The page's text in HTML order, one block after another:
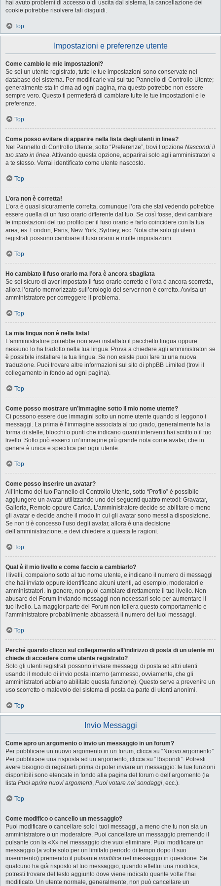
hai avuto problemi di accesso o di uscita dal sistema, la cancellazione dei
cookie potrebbe risolvere tali disguidi.
Top
Impostazioni e preferenze utente
Come cambio le mie impostazioni?
Se sei un utente registrato, tutte le tue impostazioni sono conservate nel
database del sistema. Per modificarle vai sul tuo Pannello di Controllo Utente;
generalmente sta in cima ad ogni pagina, ma questo potrebbe non essere
sempre vero. Questo ti permetterà di cambiare tutte le tue impostazioni e le
preferenze.
Top
Come posso evitare di apparire nella lista degli utenti in linea?
Nel Pannello di Controllo Utente, sotto “Preferenze”, trovi l’opzione Nascondi il
tuo stato in linea. Attivando questa opzione, apparirai solo agli amministratori e
a te stesso. Verrai identificato come utente nascosto.
Top
L’ora non è corretta!
L’ora è quasi sicuramente corretta, comunque l’ora che stai vedendo potrebbe
essere quella di un fuso orario differente dal tuo. Se così fosse, devi cambiare
le impostazioni del tuo profilo per il fuso orario e farlo coincidere con la tua
area, es. London, Paris, New York, Sydney, ecc. Nota che solo gli utenti
registrati possono cambiare il fuso orario e molte impostazioni.
Top
Ho cambiato il fuso orario ma l’ora è ancora sbagliata
Se sei sicuro di aver impostato il fuso orario corretto e l’ora è ancora scorretta,
allora l’orario memorizzato sull’orologio del server non è corretto. Avvisa un
amministratore per correggere il problema.
Top
La mia lingua non è nella lista!
L’amministratore potrebbe non aver installato il pacchetto lingua oppure
nessuno lo ha tradotto nella tua lingua. Prova a chiedere agli amministratori se
è possibile installare la tua lingua. Se non esiste puoi fare tu una nuova
traduzione. Puoi trovare altre informazioni sul sito di phpBB Limited (trovi il
collegamento in fondo ad ogni pagina).
Top
Come posso mostrare un’immagine sotto il mio nome utente?
Ci possono essere due immagini sotto un nome utente quando si leggono i
messaggi. La prima è l’immagine associata al tuo grado, generalmente ha la
forma di stelle, blocchi o punti che indicano quanti interventi hai scritto o il tuo
livello. Sotto può esserci un’immagine più grande nota come avatar, che in
genere è unica e specifica per ogni utente.
Top
Come posso inserire un avatar?
All’interno del tuo Pannello di Controllo Utente, sotto “Profilo” è possibile
aggiungere un avatar utilizzando uno dei seguenti quattro metodi: Gravatar,
Galleria, Remoto oppure Carica. L’amministratore decide se abilitare o meno
gli avatar e decide anche il modo in cui gli avatar sono messi a disposizione.
Se non ti è concesso l’uso degli avatar, allora è una decisione
dell’amministrazione, e devi chiedere a questa le ragioni.
Top
Qual è il mio livello e come faccio a cambiarlo?
I livelli, compaiono sotto al tuo nome utente, e indicano il numero di messaggi
che hai inviato oppure identificano alcuni utenti, ad esempio, moderatori e
amministratori. In genere, non puoi cambiare direttamente il tuo livello. Non
abusare del Forum inviando messaggi non necessari solo per aumentare il
tuo livello. La maggior parte dei Forum non tollera questo comportamento e
l’amministratore probabilmente abbasserà il numero dei tuoi messaggi.
Top
Perché quando clicco sul collegamento all’indirizzo di posta di un utente mi
chiede di accedere come utente registrato?
Solo gli utenti registrati possono inviare messaggi di posta ad altri utenti
usando il modulo di invio posta interno (ammesso, ovviamente, che gli
amministratori abbiano abilitato questa funzione). Questo serve a prevenire un
uso scorretto o malevolo del sistema di posta da parte di utenti anonimi.
Top
Invio Messaggi
Come apro un argomento o invio un messaggio in un forum?
Per pubblicare un nuovo argomento in un forum, clicca su “Nuovo argomento”.
Per pubblicare una risposta ad un argomento, clicca su “Rispondi”. Potresti
avere bisogno di registrarti prima di poter inviare un messaggio: le tue funzioni
disponibili sono elencate in fondo alla pagina del forum o dell’argomento (la
lista Puoi aprire nuovi argomenti, Puoi votare nei sondaggi, ecc.).
Top
Come modifico o cancello un messaggio?
Puoi modificare o cancellare solo i tuoi messaggi, a meno che tu non sia un
amministratore o un moderatore. Puoi cancellare un messaggio premendo il
pulsante con la «X» nel messaggio che vuoi eliminare. Puoi modificare un
messaggio (a volte solo per un limitato periodo di tempo dopo il suo
inserimento) premendo il pulsante modifica nel messaggio in questione. Se
qualcuno ha già risposto al tuo messaggio, quando effettui una modifica,
potresti trovare del testo aggiunto dove viene indicato quante volte l’hai
modificato. Un utente normale, generalmente, non può cancellare un